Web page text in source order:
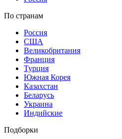
По странам
Россия
США
Великобритания
Франция
Турция
Южная Корея
Казахстан
Беларусь
Украина
Индийские
Подборки